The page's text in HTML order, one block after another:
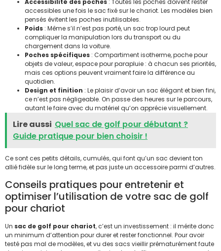
accessibles une fois le sac fixé sur le chariot. Les modèles bien
pensés évitent les poches inutilisables.
Poids : Même s’il n’est pas porté, un sac trop lourd peut
compliquer la manipulation lors du transport ou du
chargement dans la voiture.
Poches spécifiques : Compartiment isotherme, poche pour
objets de valeur, espace pour parapluie : à chacun ses priorités,
mais ces options peuvent vraiment faire la différence au
quotidien.
Design et finition : Le plaisir d’avoir un sac élégant et bien fini,
ce n’est pas négligeable. On passe des heures sur le parcours,
autant le faire avec du matériel qu’on apprécie visuellement.
Lire aussi Quel sac de golf pour débutant ?
Guide pratique pour bien choisir !
Ce sont ces petits détails, cumulés, qui font qu’un sac devient ton
allié fidèle sur le long terme, et pas juste un accessoire parmi d’autres.
Conseils pratiques pour entretenir et
optimiser l’utilisation de votre sac de golf
pour chariot
Un sac de golf pour chariot, c’est un investissement : il mérite donc
un minimum d’attention pour durer et rester fonctionnel. Pour avoir
testé pas mal de modèles, et vu des sacs vieillir prématurément faute